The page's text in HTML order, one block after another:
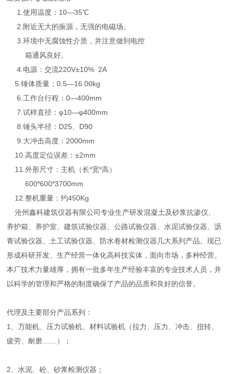
1.使用温度：10—35℃
2.附近无大的振源，无强的电磁场。
3.环境中无腐蚀性介质，并注意做到电控
箱通风良好。
4.电源：交流220V±10% 2A
5.锤体质量：0.5—16.00kg
6.工作台行程：0—400mm
7.试样直径：φ10—φ400mm
8.锤头半径：D25、D90
9.大冲击高度：2000mm
10.高度定位误差：±2mm
11.外形尺寸：主机（长*宽*高）
600*600*3700mm
12.整机重量：约450Kg
沧州鑫科建筑仪器有限公司专业生产研发混凝土及砂浆抗渗仪、
养护箱、养护室、建筑试验仪器、公路试验仪器、水泥试验仪器、沥
青试验仪器、土工试验仪器、防水卷材检测仪器几大系列产品。现已
形成科研开发、生产经营一体化高科技实体，面向市场，多种经营。
本厂技术力量雄厚，拥有一批多年生产经验丰富的专业技术人员，并
以科学的管理和严格的制度确保了产品的品质和良好的信誉。
代理及主要部分产品系列：
1、万能机、压力试验机、材料试验机（拉力、压力、冲击、扭转、
疲劳、耐磨……）；
2、水泥、砼、砂浆检测仪器；